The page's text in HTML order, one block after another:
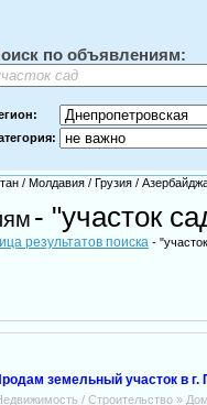
по объявлениям:
/ Молдавия / Грузия /
- "участок
результатов поиска -
земельный участок в г.
/ Строительство »